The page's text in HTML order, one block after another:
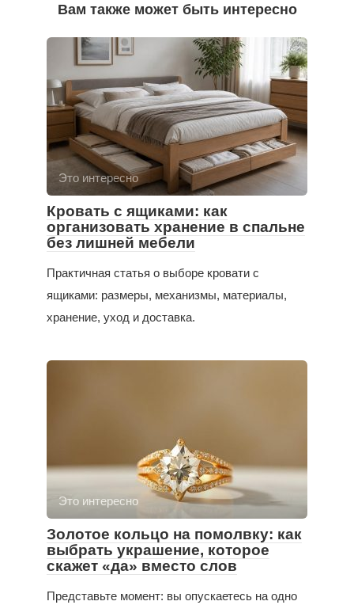
Вам также может быть интересно
Это интересно
Кровать с ящиками: как
организовать хранение в спальне
без лишней мебели
Практичная статья о выборе кровати с
ящиками: размеры, механизмы, материалы,
хранение, уход и доставка.
Это интересно
Золотое кольцо на помолвку: как
выбрать украшение, которое
скажет «да» вместо слов
Представьте момент: вы опускаетесь на одно